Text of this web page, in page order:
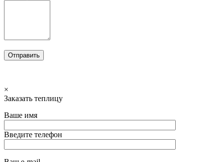
×
Заказать теплицу
Ваше имя
Введите телефон